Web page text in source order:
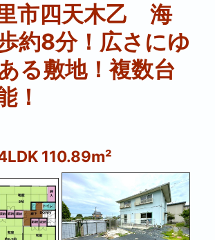
市四天木乙 海
約8分！広さにゆ
る敷地！複数台
！
110.89m²